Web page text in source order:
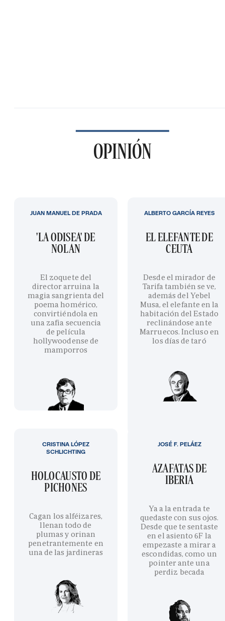
OPINIÓN
'LA ODISEA' DE
NOLAN
El zoquete del
director arruina la
magia sangrienta del
poema homérico,
convirtiéndola en
una zafia secuencia
de película
hollywoodense de
mamporros
JUAN MANUEL DE PRADA
EL ELEFANTE DE
CEUTA
Desde el mirador de
Tarifa también se ve,
además del Yebel
Musa, el elefante en la
habitación del Estado
reclinándose ante
Marruecos. Incluso en
los días de taró
ALBERTO GARCÍA REYES
HOLOCAUSTO DE
PICHONES
Cagan los alféizares,
llenan todo de
plumas y orinan
penetrantemente en
una de las jardineras
CRISTINA LÓPEZ
SCHLICHTING
AZAFATAS DE
IBERIA
Ya a la entrada te
quedaste con sus ojos.
Desde que te sentaste
en el asiento 6F la
empezaste a mirar a
escondidas, como un
pointer ante una
perdiz becada
JOSÉ F. PELÁEZ